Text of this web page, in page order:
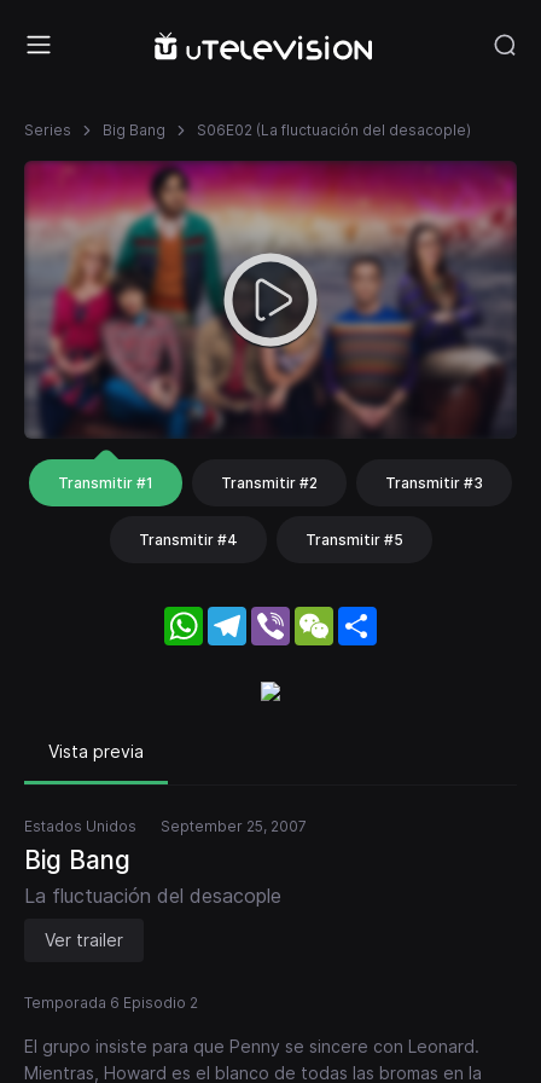
Series Big Bang S06E02 (La fluctuación del desacople)
Transmitir #1 Transmitir #2 Transmitir #3
Transmitir #4 Transmitir #5
WhatsApp
Telegram
Viber WeChat
Vista previa
Estados Unidos September 25, 2007
Big Bang
La fluctuación del desacople
Ver trailer
Temporada 6 Episodio 2
El grupo insiste para que Penny se sincere con Leonard.
Mientras, Howard es el blanco de todas las bromas en la